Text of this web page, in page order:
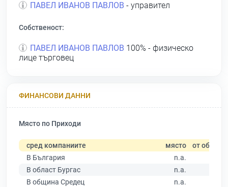
ПАВЕЛ ИВАНОВ ПАВЛОВ - управител
Собственост:
ПАВЕЛ ИВАНОВ ПАВЛОВ 100% - физическо
лице търговец
ФИНАНСОВИ ДАННИ
Място по Приходи
сред компаниите място от общо
В България
n.a.
В област Бургас
n.a.
В община Средец
n.a.